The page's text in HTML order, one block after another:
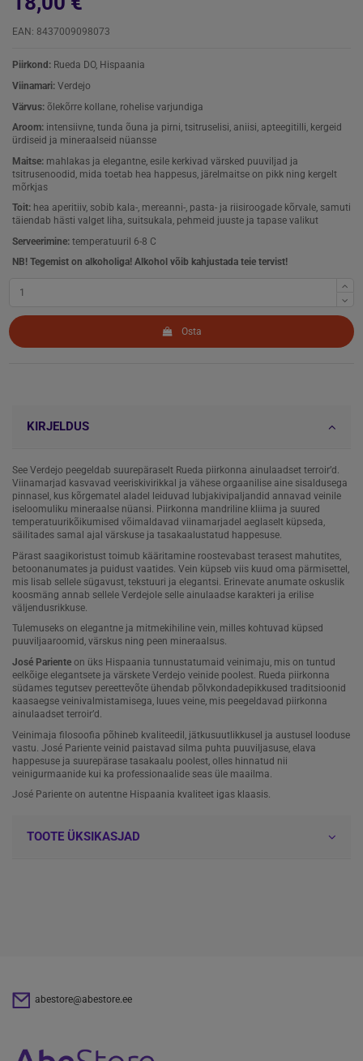
EAN: 8437009098073
Piirkond: Rueda DO, Hispaania
Viinamari: Verdejo
Värvus: õlekõrre kollane, rohelise varjundiga
Aroom: intensiivne, tunda õuna ja pirni, tsitruselisi, aniisi, apteegitilli, kergeid
ürdiseid ja mineraalseid nüansse
Maitse: mahlakas ja elegantne, esile kerkivad värsked puuviljad ja
tsitrusenoodid, mida toetab hea happesus, järelmaitse on pikk ning kergelt
mõrkjas
Toit: hea aperitiiv, sobib kala-, mereanni-, pasta- ja riisiroogade kõrvale, samuti
täiendab hästi valget liha, suitsukala, pehmeid juuste ja tapase valikut
Serveerimine: temperatuuril 6-8 C
NB! Tegemist on alkoholiga! Alkohol võib kahjustada teie tervist!
Osta
KIRJELDUS
See Verdejo peegeldab suurepäraselt Rueda piirkonna ainulaadset terroir’d.
Viinamarjad kasvavad veeriskivirikkal ja vähese orgaanilise aine sisaldusega
pinnasel, kus kõrgematel aladel leiduvad lubjakivipaljandid annavad veinile
iseloomuliku mineraalse nüansi. Piirkonna mandriline kliima ja suured
temperatuurikõikumised võimaldavad viinamarjadel aeglaselt küpseda,
säilitades samal ajal värskuse ja tasakaalustatud happesuse.
Pärast saagikoristust toimub kääritamine roostevabast terasest mahutites,
betoonanumates ja puidust vaatides. Vein küpseb viis kuud oma pärmisettel,
mis lisab sellele sügavust, tekstuuri ja elegantsi. Erinevate anumate oskuslik
koosmäng annab sellele Verdejole selle ainulaadse karakteri ja erilise
väljendusrikkuse.
Tulemuseks on elegantne ja mitmekihiline vein, milles kohtuvad küpsed
puuviljaaroomid, värskus ning peen mineraalsus.
José Pariente on üks Hispaania tunnustatumaid veinimaju, mis on tuntud
eelkõige elegantsete ja värskete Verdejo veinide poolest. Rueda piirkonna
südames tegutsev pereettevõte ühendab põlvkondadepikkused traditsioonid
kaasaegse veinivalmistamisega, luues veine, mis peegeldavad piirkonna
ainulaadset terroir’d.
Veinimaja filosoofia põhineb kvaliteedil, jätkusuutlikkusel ja austusel looduse
vastu. José Pariente veinid paistavad silma puhta puuviljasuse, elava
happesuse ja suurepärase tasakaalu poolest, olles hinnatud nii
veinigurmaanide kui ka professionaalide seas üle maailma.
José Pariente on autentne Hispaania kvaliteet igas klaasis.
TOOTE ÜKSIKASJAD
abestore@abestore.ee